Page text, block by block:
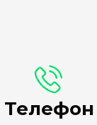
Телефон